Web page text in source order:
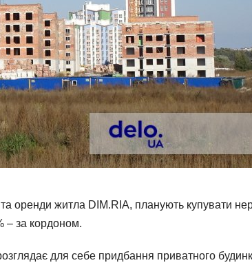
оренди житла DIM.RIA, планують купувати
– за кордоном.
для себе придбання приватного